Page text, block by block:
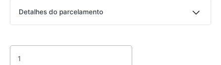
Detalhes do parcelamento
com
cabo